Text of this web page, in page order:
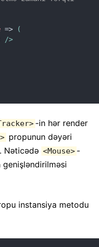
=>
(
/>
-in hər render
propunun dəyəri
Nəticədə <Mouse> -
genişləndirilməsi
instansiya metodu